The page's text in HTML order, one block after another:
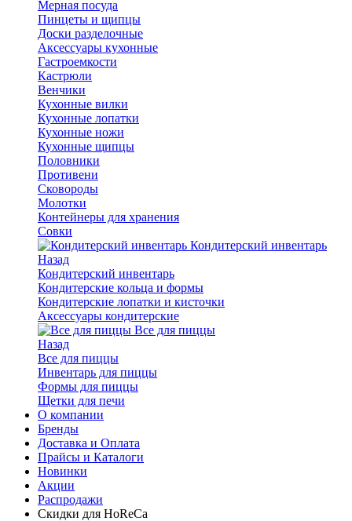
Мерная посуда
Пинцеты и щипцы
Доски разделочные
Аксессуары кухонные
Гастроемкости
Кастрюли
Венчики
Кухонные вилки
Кухонные лопатки
Кухонные ножи
Кухонные щипцы
Половники
Противени
Сковороды
Молотки
Контейнеры для хранения
Совки
Кондитерский инвентарь
Назад
Кондитерский инвентарь
Кондитерские кольца и формы
Кондитерские лопатки и кисточки
Аксессуары кондитерские
Все для пиццы
Назад
Все для пиццы
Инвентарь для пиццы
Формы для пиццы
Щетки для печи
О компании
Бренды
Доставка и Оплата
Прайсы и Каталоги
Новинки
Акции
Распродажи
Скидки для HoReCa